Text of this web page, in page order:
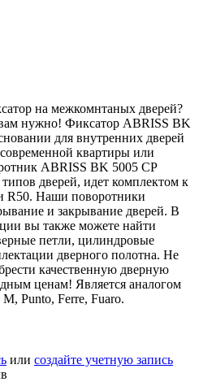
на межкомнтаных дверей?
нужно! Фиксатор ABRISS BK
для внутренних дверей
квартиры или
ABRISS BK 5005 CP
дверей, идет комплектом к
R50. Наши поворотники
и закрывание дверей. В
вы также можете найти
петли, цилиндровые
дверного полотна. Не
качественную дверную
ценам! Является аналогом
Punto, Ferre, Fuaro.
или создайте учетную запись